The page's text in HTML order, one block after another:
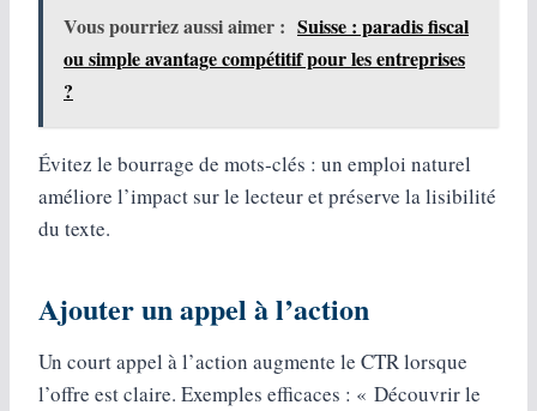
Vous pourriez aussi aimer : Suisse : paradis fiscal
ou simple avantage compétitif pour les entreprises
?
Évitez le bourrage de mots‑clés : un emploi naturel
améliore l’impact sur le lecteur et préserve la lisibilité
du texte.
Ajouter un appel à l’action
Un court appel à l’action augmente le CTR lorsque
l’offre est claire. Exemples efficaces : « Découvrir le